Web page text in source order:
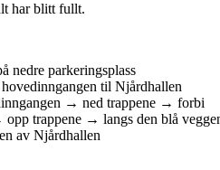
har blitt fullt.
nedre parkeringsplass
til Njårdhallen
→ ned trappene → forbi
trappene → langs den blå
av Njårdhallen